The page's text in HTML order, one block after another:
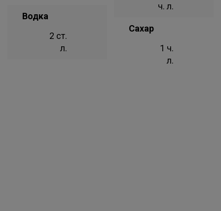
Водка
2 ст.
л.
ч. л.
Сахар
1 ч.
л.